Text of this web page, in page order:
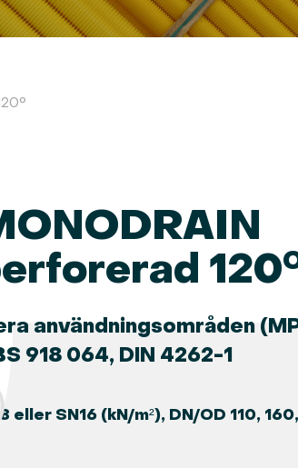
användningsområden
918 064, DIN 4262-1
eller SN16 (kN/m²), DN/OD 110,